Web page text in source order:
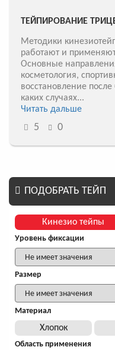
ТЕЙПИРОВАНИЕ
Методики
работают и
Основные
косметология,
восстановление
каких случаях...
Читать дальше
5 0
ПОДОБРАТЬ ТЕЙП
Кинезио тейпы
Уровень фиксации
Размер
Материал
Хлопок
Область применения